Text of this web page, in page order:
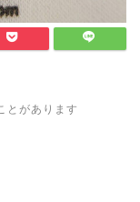
とがあります